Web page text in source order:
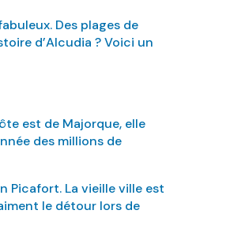
Des plages de
d’Alcudia ? Voici un
est de Majorque, elle
des millions de
Picafort. La vieille ville est
le détour lors de